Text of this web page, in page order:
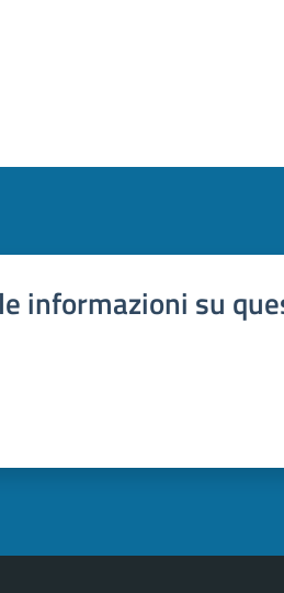
informazioni su